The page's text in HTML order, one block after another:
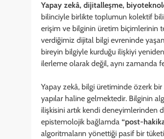
Yapay zekâ, dijitalleşme,
bilinciyle birlikte toplumun kolektif
erişim ve bilginin üretim biçimlerinin
verdiğimiz dijital bilgi evreninde
bireyin bilgiyle kurduğu ilişkiyi
ilerleme olarak değil, aynı zamanda
Yapay zekâ, bilgi üretiminde özerk
yapılar haline gelmektedir. Bilginin
ilişkisini artık kendi deneyimlerinden
epistemolojik bağlamda “post-
algoritmaların yönettiği pasif bir